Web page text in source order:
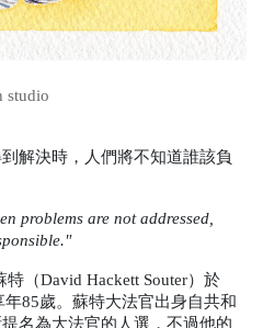
studio
解決時，人們將不知道誰該負
problems are not addressed,
特（David Hackett Souter）於
年85歲。蘇特大法官出身自共和
名為大法官的人選，不過他的